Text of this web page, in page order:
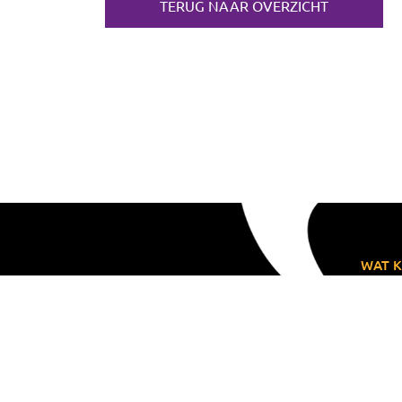
TERUG NAAR OVERZICHT
WAT